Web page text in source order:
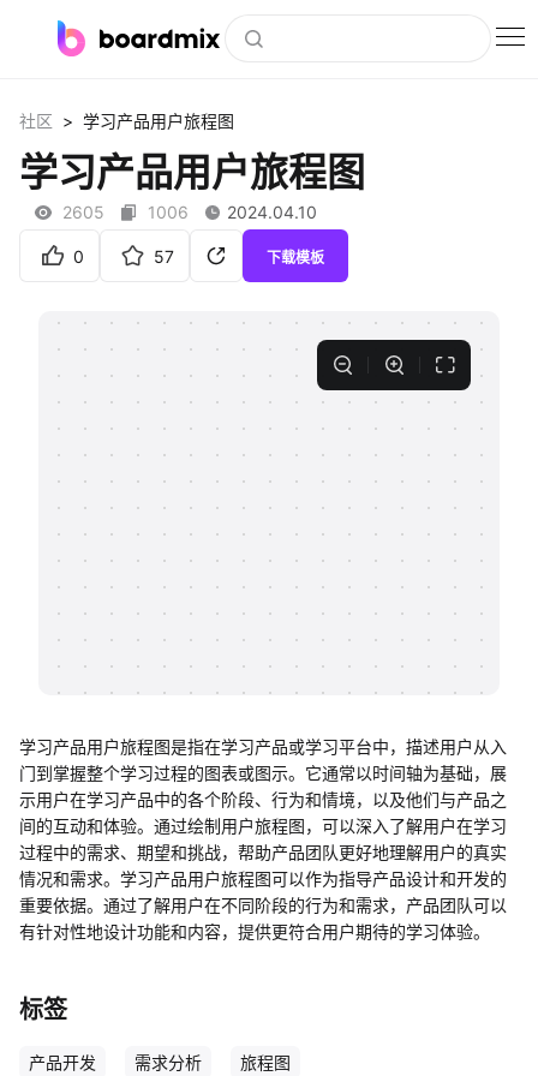
社区资源
下载
支持
帮助中心
知识分享社区
社区 > 学习产品用户旅程图
学习产品用户旅程图
2605 1006 2024.04.10
0 57 下载模板
学习产品用户旅程图是指在学习产品或学习平台中，描述用户从入
门到掌握整个学习过程的图表或图示。它通常以时间轴为基础，展
示用户在学习产品中的各个阶段、行为和情境，以及他们与产品之
间的互动和体验。通过绘制用户旅程图，可以深入了解用户在学习
过程中的需求、期望和挑战，帮助产品团队更好地理解用户的真实
情况和需求。学习产品用户旅程图可以作为指导产品设计和开发的
重要依据。通过了解用户在不同阶段的行为和需求，产品团队可以
有针对性地设计功能和内容，提供更符合用户期待的学习体验。
标签
产品开发 需求分析 旅程图